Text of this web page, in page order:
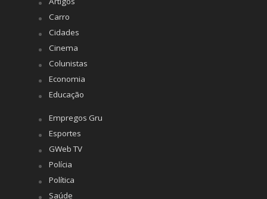
Carro
Cidades
Cinema
Colunistas
Economia
Educação
Empregos Gru
Esportes
GWeb TV
Polícia
Política
Saúde